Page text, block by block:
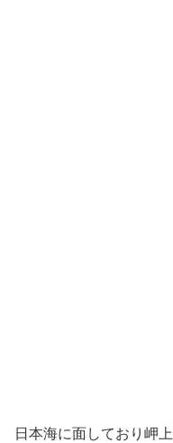
日本海に面しており岬